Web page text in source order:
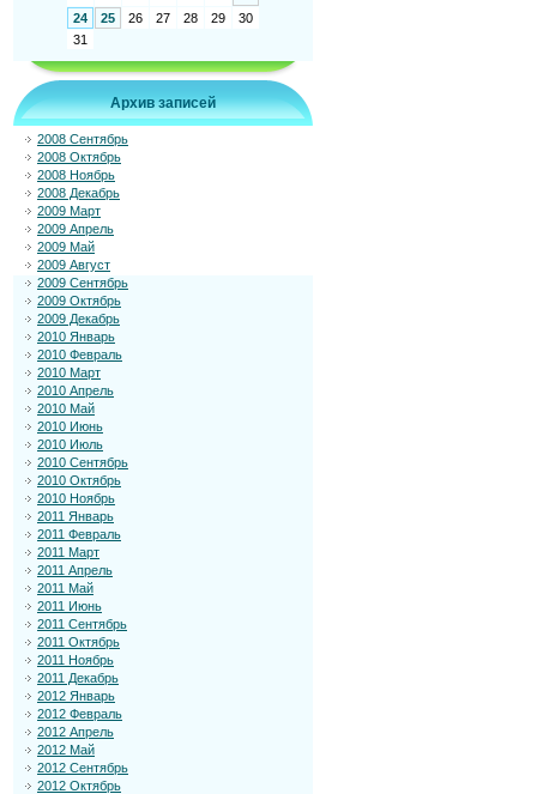
24
25 26 27 28 29
30
31
Архив записей
2008 Сентябрь
2008 Октябрь
2008 Ноябрь
2008 Декабрь
2009 Март
2009 Апрель
2009 Май
2009 Август
2009 Сентябрь
2009 Октябрь
2009 Декабрь
2010 Январь
2010 Февраль
2010 Март
2010 Апрель
2010 Май
2010 Июнь
2010 Июль
2010 Сентябрь
2010 Октябрь
2010 Ноябрь
2011 Январь
2011 Февраль
2011 Март
2011 Апрель
2011 Май
2011 Июнь
2011 Сентябрь
2011 Октябрь
2011 Ноябрь
2011 Декабрь
2012 Январь
2012 Февраль
2012 Апрель
2012 Май
2012 Сентябрь
2012 Октябрь